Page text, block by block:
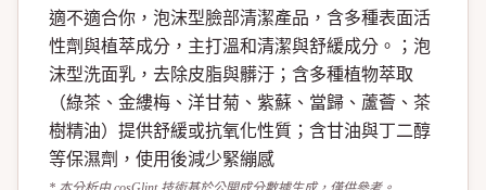
適不適合你，泡沫型臉部清潔產品，含多種表面活
性劑與植萃成分，主打溫和清潔與舒緩成分。；泡
沫型洗面乳，去除皮脂與髒汙；含多種植物萃取
（綠茶、金縷梅、洋甘菊、紫蘇、當歸、蘆薈、茶
樹精油）提供舒緩或抗氧化性質；含甘油與丁二醇
等保濕劑，使用後減少緊繃感